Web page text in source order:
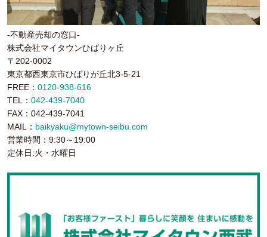
-不動産売却の窓口-
株式会社マイタウンひばりヶ丘
〒202-0002
東京都西東京市ひばりが丘北3-5-21
FREE： 0120-938-616
TEL： 042-439-7040
FAX：042-439-7041
MAIL： baikyaku@mytown-seibu.com
営業時間：9:30～19:00
定休日:火・水曜日